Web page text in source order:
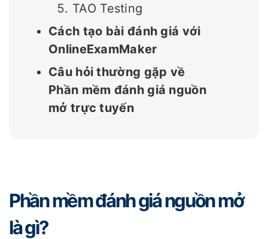
TAO Testing
Cách tạo bài đánh giá với
OnlineExamMaker
Câu hỏi thường gặp về
Phần mềm đánh giá nguồn
mở trực tuyến
Phần mềm đánh giá nguồn mở
là gì?